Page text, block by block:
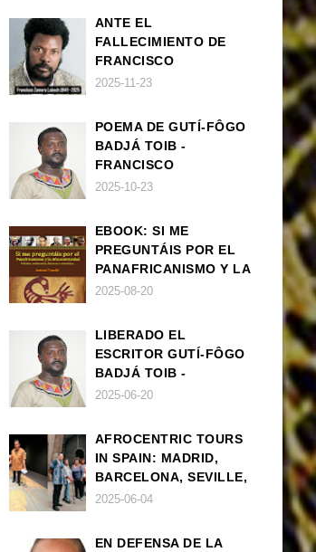
ANTE EL
FALLECIMIENTO DE
FRANCISCO
ZAMORA LOBOCH
2025-11-23
POEMA DE GUTÍ-FÔGO
BADJÁ TOIB -
FRANCISCO
BALLOVERA ESTRADA:
2025-10-23
EBOOK: SI ME
PREGUNTÁIS POR EL
PANAFRICANISMO Y LA
AFROCENTRICIDAD
2025-08-20
LIBERADO EL
ESCRITOR GUTÍ-FÔGO
BADJÁ TOIB -
FRANCISCO
2025-06-20
AFROCENTRIC TOURS
IN SPAIN: MADRID,
BARCELONA, SEVILLE,
IBIZA
2025-06-04
EN DEFENSA DE LA